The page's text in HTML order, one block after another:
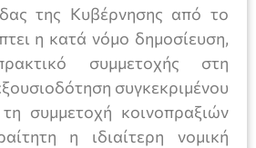
της Κυβέρνησης από το
η κατά νόμο δημοσίευση,
συμμετοχής στη
συγκεκριμένου
συμμετοχή κοινοπραξιών
η ιδιαίτερη νομική